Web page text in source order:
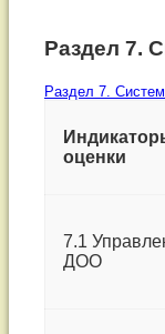
Система
Раздел 7.
Раздел 7.
оценки
7.1
ДОО